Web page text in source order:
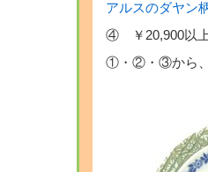
アルスのダヤン
④ ￥20,900以
①・②・③から、